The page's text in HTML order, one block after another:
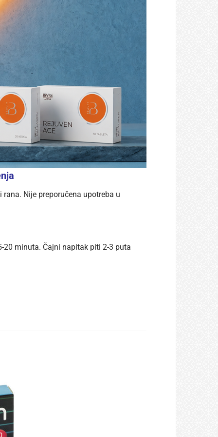
Nije preporučena upotreba u
minuta. Čajni napitak piti 2-3 puta